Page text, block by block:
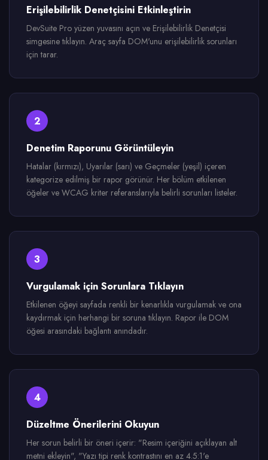
Erişilebilirlik Denetçisini Etkinleştirin
DevSuite Pro yüzen yuvasını açın ve Erişilebilirlik Denetçisi
simgesine tıklayın. Araç sayfa DOM'unu erişilebilirlik sorunları
için tarar.
2
Denetim Raporunu Görüntüleyin
Hatalar (kırmızı), Uyarılar (sarı) ve Geçmeler (yeşil) içeren
kategorize edilmiş bir rapor görünür. Her bölüm etkilenen
öğeler ve WCAG kriter referanslarıyla belirli sorunları listeler.
3
Vurgulamak için Sorunlara Tıklayın
Etkilenen öğeyi sayfada renkli bir kenarlıkla vurgulamak ve ona
kaydırmak için herhangi bir soruna tıklayın. Rapor ile DOM
öğesi arasındaki bağlantı anındadır.
4
Düzeltme Önerilerini Okuyun
Her sorun belirli bir öneri içerir: "Resim içeriğini açıklayan alt
metni ekleyin", "Yazı tipi renk kontrastını en az 4.5:1'e